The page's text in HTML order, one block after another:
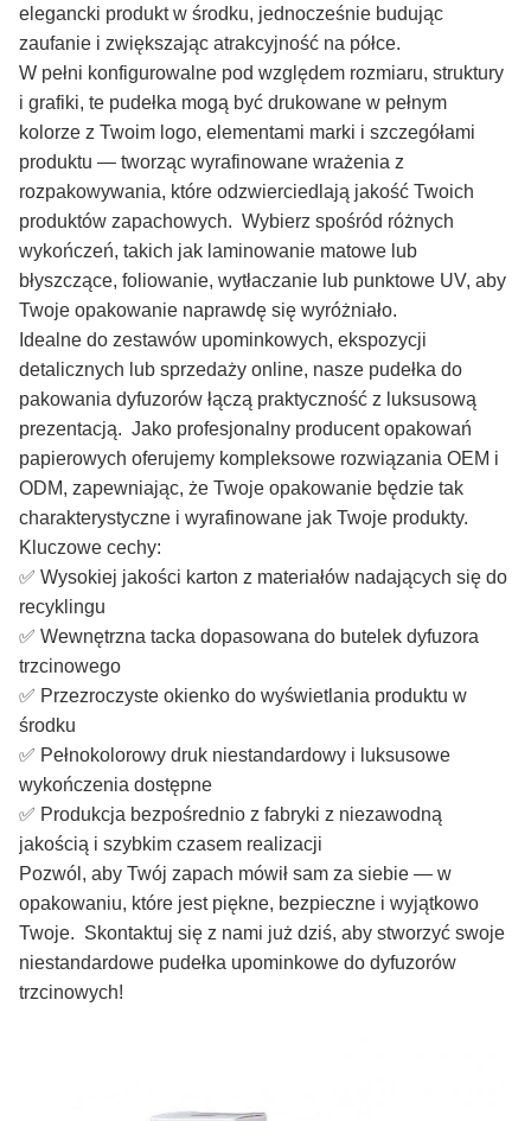
elegancki produkt w środku, jednocześnie budując
zaufanie i zwiększając atrakcyjność na półce.
W pełni konfigurowalne pod względem rozmiaru, struktury
i grafiki, te pudełka mogą być drukowane w pełnym
kolorze z Twoim logo, elementami marki i szczegółami
produktu — tworząc wyrafinowane wrażenia z
rozpakowywania, które odzwierciedlają jakość Twoich
produktów zapachowych. Wybierz spośród różnych
wykończeń, takich jak laminowanie matowe lub
błyszczące, foliowanie, wytłaczanie lub punktowe UV, aby
Twoje opakowanie naprawdę się wyróżniało.
Idealne do zestawów upominkowych, ekspozycji
detalicznych lub sprzedaży online, nasze pudełka do
pakowania dyfuzorów łączą praktyczność z luksusową
prezentacją. Jako profesjonalny producent opakowań
papierowych oferujemy kompleksowe rozwiązania OEM i
ODM, zapewniając, że Twoje opakowanie będzie tak
charakterystyczne i wyrafinowane jak Twoje produkty.
Kluczowe cechy:
✅ Wysokiej jakości karton z materiałów nadających się do
recyklingu
✅ Wewnętrzna tacka dopasowana do butelek dyfuzora
trzcinowego
✅ Przezroczyste okienko do wyświetlania produktu w
środku
✅ Pełnokolorowy druk niestandardowy i luksusowe
wykończenia dostępne
✅ Produkcja bezpośrednio z fabryki z niezawodną
jakością i szybkim czasem realizacji
Pozwól, aby Twój zapach mówił sam za siebie — w
opakowaniu, które jest piękne, bezpieczne i wyjątkowo
Twoje. Skontaktuj się z nami już dziś, aby stworzyć swoje
niestandardowe pudełka upominkowe do dyfuzorów
trzcinowych!